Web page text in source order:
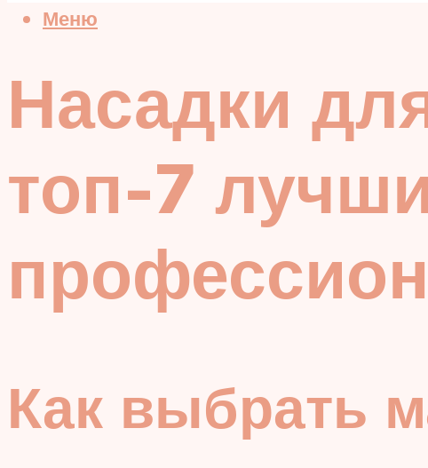
Меню
Насадки
топ-7
Как выбрать